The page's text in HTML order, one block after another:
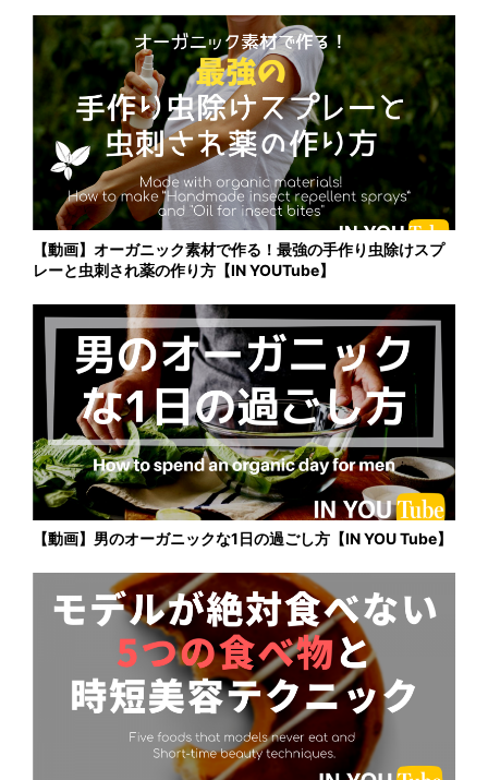
【動画】オーガニック素材で作る！最強の手作り虫除けスプ
レーと虫刺され薬の作り方【IN YOUTube】
【動画】男のオーガニックな1日の過ごし方【IN YOU Tube】